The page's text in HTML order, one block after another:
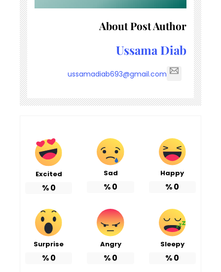
About Post Author
Ussama Diab
ussamadiab693@gmail.com
Happy
0
%
Sad
0
%
Excited
0
%
Sleepy
0
%
Angry
0
%
Surprise
0
%